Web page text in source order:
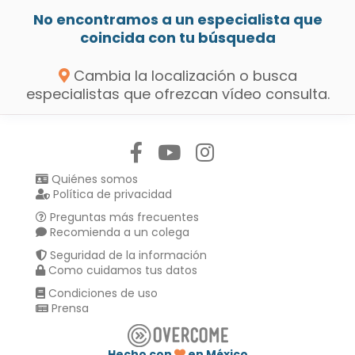
No encontramos a un especialista que
coincida con tu búsqueda
Cambia la localización o busca
especialistas que ofrezcan vídeo consulta.
Quiénes somos
Política de privacidad
Preguntas más frecuentes
Recomienda a un colega
Seguridad de la información
Como cuidamos tus datos
Condiciones de uso
Prensa